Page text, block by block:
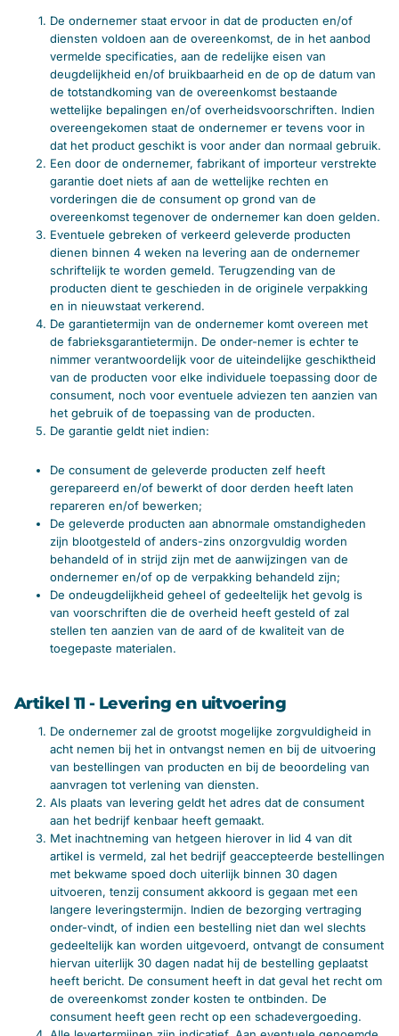
De ondernemer staat ervoor in dat de producten en/of
diensten voldoen aan de overeenkomst, de in het aanbod
vermelde specificaties, aan de redelijke eisen van
deugdelijkheid en/of bruikbaarheid en de op de datum van
de totstandkoming van de overeenkomst bestaande
wettelijke bepalingen en/of overheidsvoorschriften. Indien
overeengekomen staat de ondernemer er tevens voor in
dat het product geschikt is voor ander dan normaal gebruik.
Een door de ondernemer, fabrikant of importeur verstrekte
garantie doet niets af aan de wettelijke rechten en
vorderingen die de consument op grond van de
overeenkomst tegenover de ondernemer kan doen gelden.
Eventuele gebreken of verkeerd geleverde producten
dienen binnen 4 weken na levering aan de ondernemer
schriftelijk te worden gemeld. Terugzending van de
producten dient te geschieden in de originele verpakking
en in nieuwstaat verkerend.
De garantietermijn van de ondernemer komt overeen met
de fabrieksgarantietermijn. De onder-nemer is echter te
nimmer verantwoordelijk voor de uiteindelijke geschiktheid
van de producten voor elke individuele toepassing door de
consument, noch voor eventuele adviezen ten aanzien van
het gebruik of de toepassing van de producten.
De garantie geldt niet indien:
De consument de geleverde producten zelf heeft
gerepareerd en/of bewerkt of door derden heeft laten
repareren en/of bewerken;
De geleverde producten aan abnormale omstandigheden
zijn blootgesteld of anders-zins onzorgvuldig worden
behandeld of in strijd zijn met de aanwijzingen van de
ondernemer en/of op de verpakking behandeld zijn;
De ondeugdelijkheid geheel of gedeeltelijk het gevolg is
van voorschriften die de overheid heeft gesteld of zal
stellen ten aanzien van de aard of de kwaliteit van de
toegepaste materialen.
Artikel 11 - Levering en uitvoering
De ondernemer zal de grootst mogelijke zorgvuldigheid in
acht nemen bij het in ontvangst nemen en bij de uitvoering
van bestellingen van producten en bij de beoordeling van
aanvragen tot verlening van diensten.
Als plaats van levering geldt het adres dat de consument
aan het bedrijf kenbaar heeft gemaakt.
Met inachtneming van hetgeen hierover in lid 4 van dit
artikel is vermeld, zal het bedrijf geaccepteerde bestellingen
met bekwame spoed doch uiterlijk binnen 30 dagen
uitvoeren, tenzij consument akkoord is gegaan met een
langere leveringstermijn. Indien de bezorging vertraging
onder-vindt, of indien een bestelling niet dan wel slechts
gedeeltelijk kan worden uitgevoerd, ontvangt de consument
hiervan uiterlijk 30 dagen nadat hij de bestelling geplaatst
heeft bericht. De consument heeft in dat geval het recht om
de overeenkomst zonder kosten te ontbinden. De
consument heeft geen recht op een schadevergoeding.